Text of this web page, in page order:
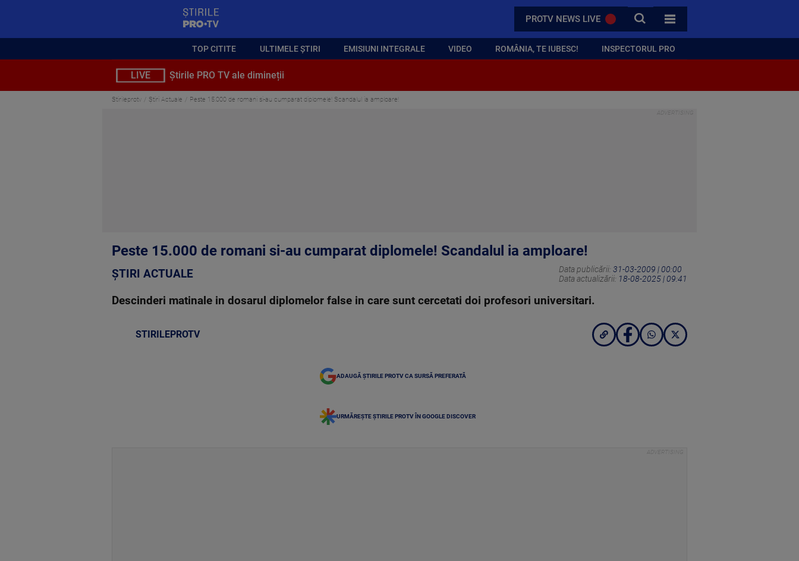
PROTV NEWS LIVE CAUTA
TOATE CATEGORIILE
TOP CITITE ULTIMELE ȘTIRI EMISIUNI INTEGRALE VIDEO ROMÂNIA, TE IUBESC! INSPECTORUL PRO
LIVE Știrile PRO TV ale dimineții
Stirileprotv Știri Actuale Peste 15.000 de romani si-au cumparat diplomele! Scandalul ia amploare!
Peste 15.000 de romani si-au cumparat diplomele! Scandalul ia amploare!
ȘTIRI ACTUALE Data publicării: 31-03-2009 | 00:00
Data actualizării: 18-08-2025 | 09:41
Descinderi matinale in dosarul diplomelor false in care sunt cercetati doi profesori universitari.
STIRILEPROTV
ADAUGĂ ȘTIRILE PROTV CA SURSĂ PREFERATĂ
URMĂREȘTE ȘTIRILE PROTV ÎN GOOGLE DISCOVER